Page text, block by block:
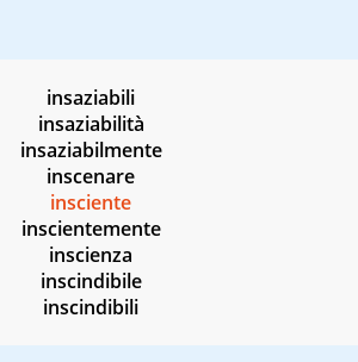
insaziabili
insaziabilità
insaziabilmente
inscenare
insciente
inscientemente
inscienza
inscindibile
inscindibili